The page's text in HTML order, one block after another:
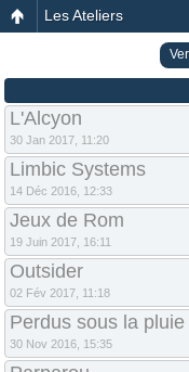
Les Ateliers
L'Alcyon
30 Jan 2017, 11:20
Limbic Systems
14 Déc 2016, 12:33
Jeux de Rom
19 Juin 2017, 16:11
Outsider
02 Fév 2017, 11:18
Perdus sous la
30 Nov 2016, 15:35